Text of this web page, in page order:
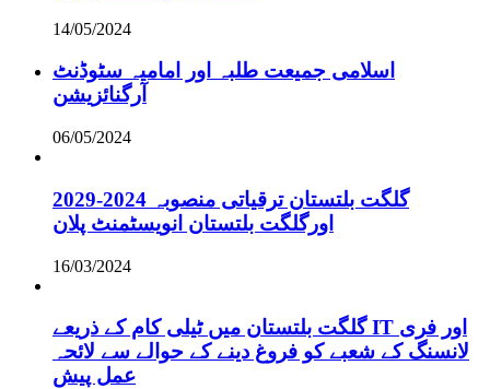
14/05/2024
اسلامی جمیعت طلبہ اور امامیہ سٹوڈنٹ
آرگنائزیشن
06/05/2024
گلگت بلتستان ترقیاتی منصوبہ 2024-2029
اورگلگت بلتستان انویسٹمنٹ پلان
16/03/2024
گلگت بلتستان میں ٹیلی کام کے ذریعے IT اور فری
لانسنگ کے شعبے کو فروغ دینے کے حوالے سے لائحہ
عمل پیش